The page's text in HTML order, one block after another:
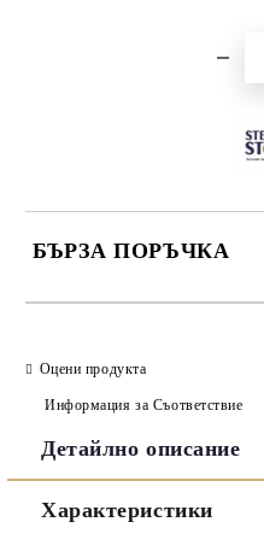
БЪРЗА ПОРЪЧКА
Ние ще се свържем с вас в
Оцени продукта
Информация за Съответствие
Детайлно описание
Характеристики